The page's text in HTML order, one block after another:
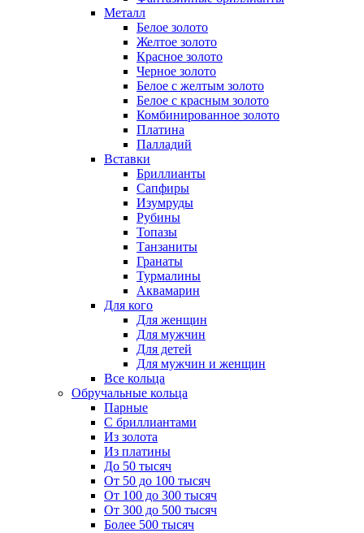
Металл
Белое золото
Желтое золото
Красное золото
Черное золото
Белое с желтым золото
Белое с красным золото
Комбинированное золото
Платина
Палладий
Вставки
Бриллианты
Сапфиры
Изумруды
Рубины
Топазы
Танзаниты
Гранаты
Турмалины
Аквамарин
Для кого
Для женщин
Для мужчин
Для детей
Для мужчин и женщин
Все кольца
Обручальные кольца
Парные
С бриллиантами
Из золота
Из платины
До 50 тысяч
От 50 до 100 тысяч
От 100 до 300 тысяч
От 300 до 500 тысяч
Более 500 тысяч